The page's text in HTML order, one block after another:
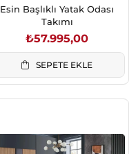
Esin Başlıklı Yatak Odası
Takımı
₺57.995,00
SEPETE EKLE